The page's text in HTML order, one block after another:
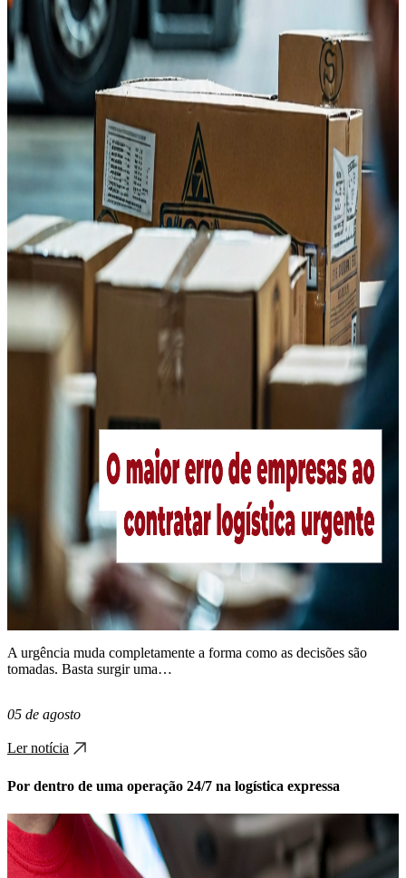
A urgência muda completamente a forma como as decisões são
tomadas. Basta surgir uma…
05 de agosto
Ler notícia
Por dentro de uma operação 24/7 na logística expressa